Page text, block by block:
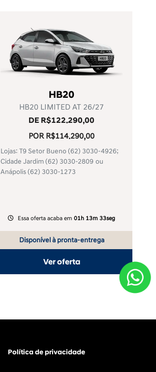
HB20
HB20 LIMITED AT 26/27
DE R$122.290,00
POR R$114.290,00
Lojas: T9 Setor Bueno(62) 3030-4926;
Cidade Jardim(62) 3030-2809 ou
Anápolis(62) 3030-1273
Essa oferta acaba em 01h 13m 33seg
Disponível à pronta-entrega
Ver oferta
Política de privacidade